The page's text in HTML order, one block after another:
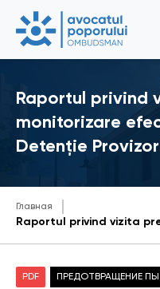
Raportul privind
monitorizare
Detenție
Главная
PDF ПРЕДОТВРАЩЕНИЕ